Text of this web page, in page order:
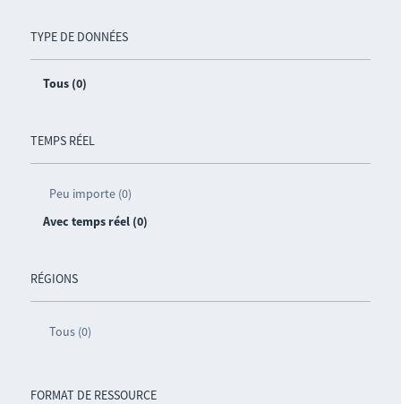
TYPE DE DONNÉES
Tous (0)
TEMPS RÉEL
Peu importe (0)
Avec temps réel (0)
RÉGIONS
Tous (0)
FORMAT DE RESSOURCE